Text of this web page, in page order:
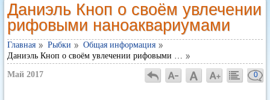
Даниэль Кноп о своём увлечении
рифовыми наноаквариумами
Главная Рыбки
Общая информация
Даниэль Кноп о своём увлечении рифовыми …
Май 2017 0